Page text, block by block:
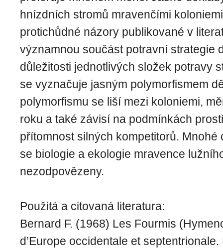
hnízdních stromů mravenčími
protichůdné názory publikované v
významnou součást potravní strategie
důležitosti jednotlivých složek potravy
se vyznačuje jasným polymorfismem
polymorfismu se liší mezi koloniemi,
roku a také závisí na podmínkách
přítomnost silných kompetitorů. Mnohé
se biologie a ekologie mravence
nezodpovězeny.
Použitá a citovaná literatura:
Bernard F. (1968) Les Fourmis
d’Europe occidentale et